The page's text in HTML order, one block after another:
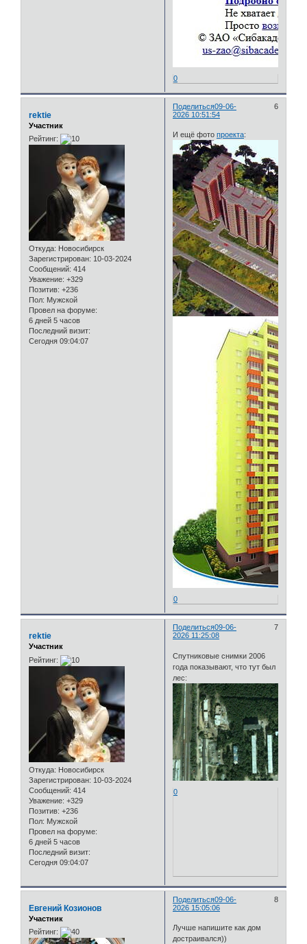
0
Поделиться 6
09-06-
2026 10:51:54
rektie
Участник
Рейтинг:
Откуда: Новосибирск
Зарегистрирован: 10-03-2024
Сообщений: 414
Уважение: +329
Позитив: +236
Пол: Мужской
Провел на форуме:
6 дней 5 часов
Последний визит:
Сегодня 09:04:07
И ещё фотопроекта:
0
Поделиться 7
09-06-
2026 11:25:08
rektie
Участник
Рейтинг:
Откуда: Новосибирск
Зарегистрирован: 10-03-2024
Сообщений: 414
Уважение: +329
Позитив: +236
Пол: Мужской
Провел на форуме:
6 дней 5 часов
Последний визит:
Сегодня 09:04:07
Спутниковые снимки 2006
года показывают, что тут был
лес:
0
Поделиться 8
09-06-
2026 15:05:06
Евгений Козионов
Участник
Рейтинг:
Лучше напишите как дом
достраивался))